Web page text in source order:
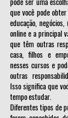
que você pode
educação,
online e a principal
que têm outras
casa, filhos e
nesses cursos e
outras
Isso significa que
tempo estudar.
Diferentes tipos de